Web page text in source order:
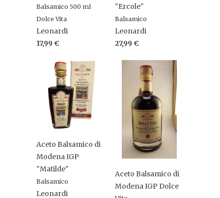
Balsamico 500 ml
Dolce Vita
Leonardi
17,99 €
"Ercole"
Balsamico
Leonardi
27,99 €
Aceto Balsamico di
Modena IGP
"Matilde"
Balsamico
Leonardi
Aceto Balsamico di
Modena IGP Dolce